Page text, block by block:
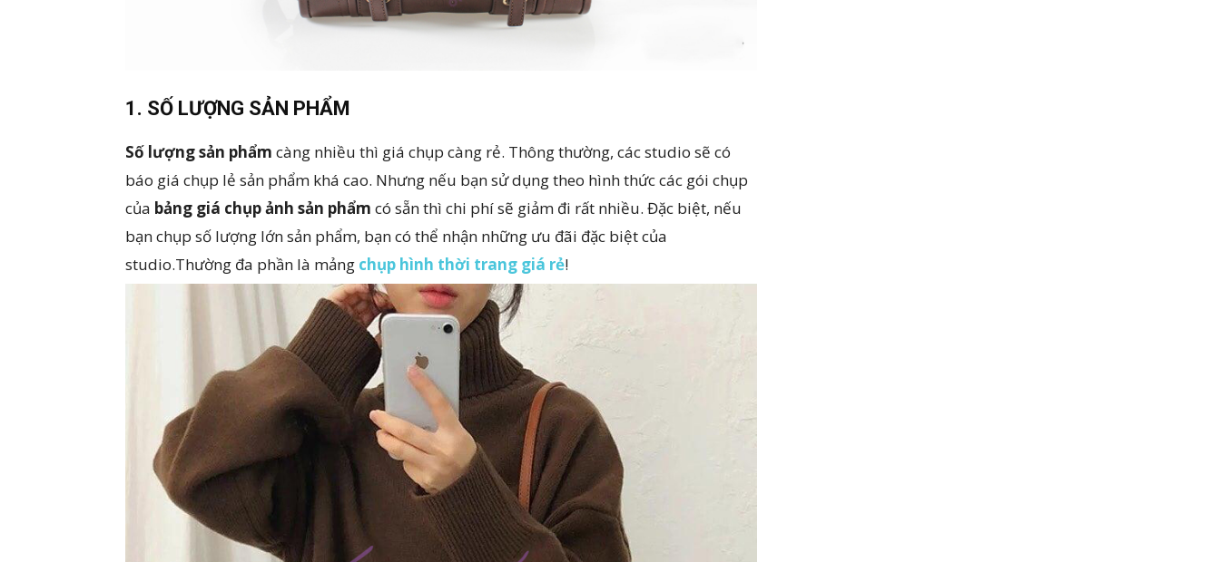
1. SỐ LƯỢNG SẢN PHẨM
Số lượng sản phẩm càng nhiều thì giá chụp càng rẻ. Thông thường, các studio sẽ có
báo giá chụp lẻ sản phẩm khá cao. Nhưng nếu bạn sử dụng theo hình thức các gói chụp
của bảng giá chụp ảnh sản phẩm có sẵn thì chi phí sẽ giảm đi rất nhiều. Đặc biệt, nếu
bạn chụp số lượng lớn sản phẩm, bạn có thể nhận những ưu đãi đặc biệt của
studio.Thường đa phần là mảng chụp hình thời trang giá rẻ!